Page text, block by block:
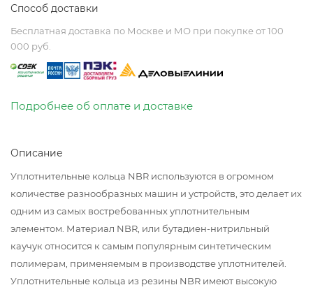
Способ доставки
Бесплатная доставка по Москве и МО при покупке от 100
000 руб.
Подробнее об оплате и доставке
Описание
Уплотнительные кольца NBR используются в огромном
количестве разнообразных машин и устройств, это делает их
одним из самых востребованных уплотнительным
элементом. Материал NBR, или бутадиен-нитрильный
каучук относится к самым популярным синтетическим
полимерам, применяемым в производстве уплотнителей.
Уплотнительные кольца из резины NBR имеют высокую